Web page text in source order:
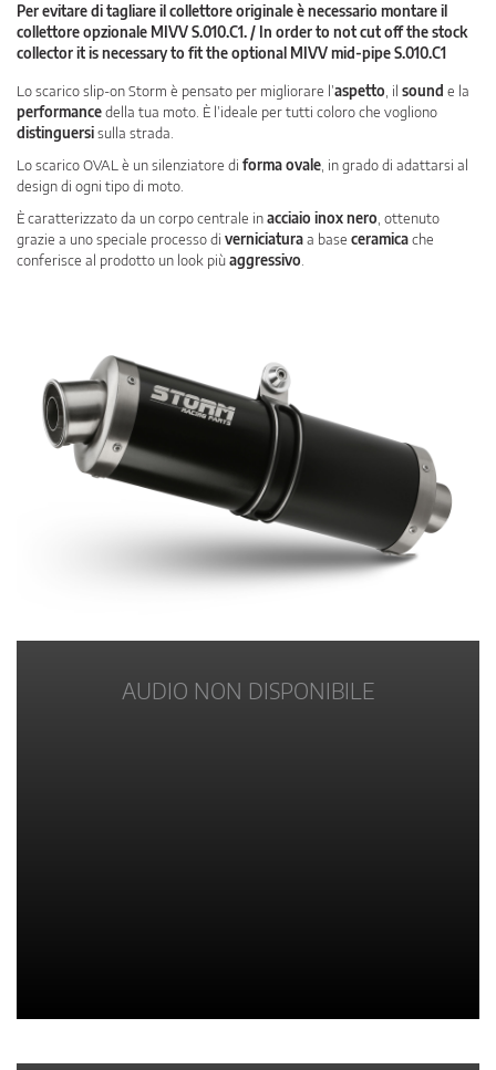
Per evitare di tagliare il collettore originale è necessario montare il
collettore opzionale MIVV S.010.C1. / In order to not cut off the stock
collector it is necessary to fit the optional MIVV mid-pipe S.010.C1
Lo scarico slip-on Storm è pensato per migliorare l’aspetto , il sound e la
performancedella tua moto. È l’ideale per tutti coloro che vogliono
distinguersisulla strada.
Lo scarico OVAL è un silenziatore di forma ovale , in grado di adattarsi al
design di ogni tipo di moto.
È caratterizzato da un corpo centrale inacciaio inox nero , ottenuto
grazie a uno speciale processo di verniciaturaa base ceramicache
conferisce al prodotto un look piùaggressivo
AUDIO NON DISPONIBILE